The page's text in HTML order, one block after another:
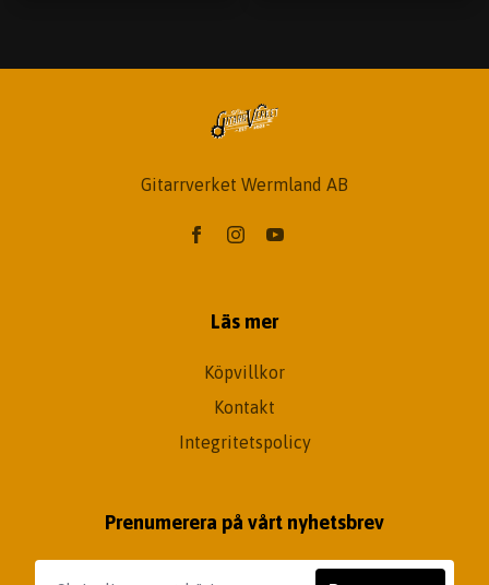
Gitarrverket Wermland AB
Läs mer
Köpvillkor
Kontakt
Integritetspolicy
Prenumerera på vårt nyhetsbrev